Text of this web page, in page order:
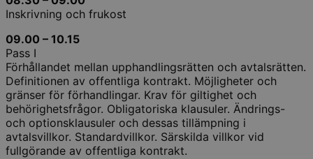
Inskrivning och frukost
09.00 – 10.15
Pass I
Förhållandet mellan upphandlingsrätten och avtalsrätten.
Definitionen av offentliga kontrakt. Möjligheter och
gränser för förhandlingar. Krav för giltighet och
behörighetsfrågor. Obligatoriska klausuler. Ändrings-
och optionsklausuler och dessas tillämpning i
avtalsvillkor. Standardvillkor. Särskilda villkor vid
fullgörande av offentliga kontrakt.